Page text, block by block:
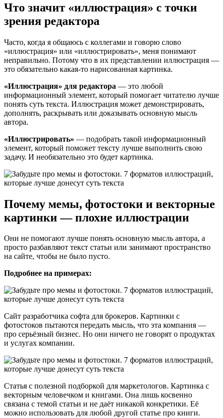
Что значит «иллюстрация» с точки
зрения редактора
Часто, когда я общаюсь с коллегами и говорю слово
«иллюстрация» или «иллюстрировать», меня понимают
неправильно. Потому что в их представлении иллюстрация —
это обязательно какая-то нарисованная картинка.
«Иллюстрация» для редактора — это любой
информационный элемент, который помогает читателю лучше
понять суть текста. Иллюстрация может демонстрировать,
дополнять, раскрывать или доказывать основную мысль
автора.
«Иллюстрировать» — подобрать такой информационный
элемент, который поможет тексту лучше выполнить свою
задачу. И необязательно это будет картинка.
Почему мемы, фотостоки и векторные
картинки — плохие иллюстрации
Они не помогают лучше понять основную мысль автора, а
просто разбавляют текст статьи или занимают пространство
на сайте, чтобы не было пусто.
Подробнее на примерах:
Сайт разработчика софта для брокеров. Картинки с
фотостоков пытаются передать мысль, что эта компания —
про серьёзный бизнес. Но они ничего не говорят о продуктах
и услугах компании.
Статья с полезной подборкой для маркетологов. Картинка с
векторным человечком и книгами. Она лишь косвенно
связана с темой статьи и не даёт никакой конкретики. Её
можно использовать для любой другой статье про книги.